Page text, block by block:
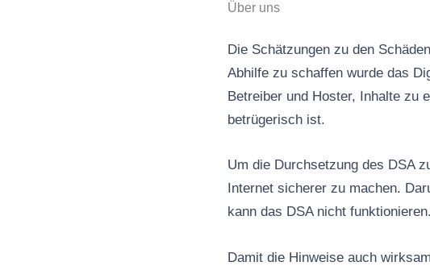
Über uns
Die Schätzungen zu den
Abhilfe zu schaffen wurde das
Betreiber und Hoster, Inhalte zu
betrügerisch ist.
Um die Durchsetzung des DSA
Internet sicherer zu machen.
kann das DSA nicht funktionieren.
Damit die Hinweise auch